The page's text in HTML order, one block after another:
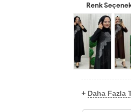
Renk
+ Daha Fazla